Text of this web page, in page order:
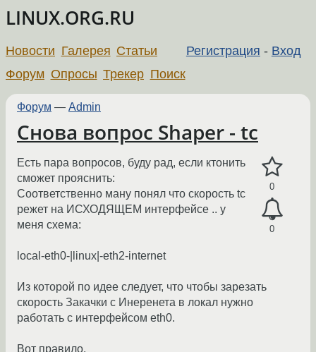
LINUX.ORG.RU
Регистрация - Вход
Новости Галерея Статьи
Форум Опросы Трекер Поиск
Форум — Admin
Снова вопрос Shaper - tc
0
0
Есть пара вопросов, буду рад, если ктонить
сможет прояснить:
Соответственно ману понял что скорость tc
режет на ИСХОДЯЩЕМ интерфейсе .. у
меня схема:
local-eth0-|linux|-eth2-internet
Из которой по идее следует, что чтобы зарезать
скорость Закачки с Инеренета в локал нужно
работать с интерфейсом eth0.
Вот правило.